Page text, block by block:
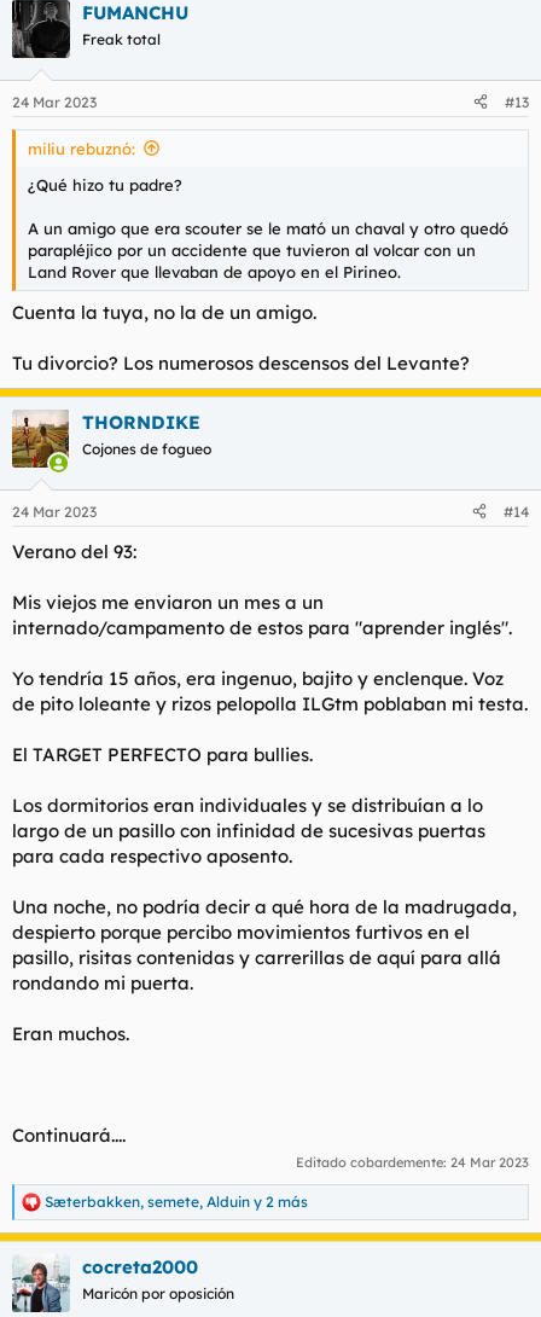
FUMANCHU
Freak total
24 Mar 2023 #13
miliu rebuznó:
¿Qué hizo tu padre?
A un amigo que era scouter se le mató un chaval y otro quedó
parapléjico por un accidente que tuvieron al volcar con un
Land Rover que llevaban de apoyo en el Pirineo.
Cuenta la tuya, no la de un amigo.
Tu divorcio? Los numerosos descensos del Levante?
THORNDIKE
Cojones de fogueo
24 Mar 2023 #14
Verano del 93:
Mis viejos me enviaron un mes a un
internado/campamento de estos para "aprender inglés".
Yo tendría 15 años, era ingenuo, bajito y enclenque. Voz
de pito loleante y rizos pelopolla ILGtm poblaban mi testa.
El TARGET PERFECTO para bullies.
Los dormitorios eran individuales y se distribuían a lo
largo de un pasillo con infinidad de sucesivas puertas
para cada respectivo aposento.
Una noche, no podría decir a qué hora de la madrugada,
despierto porque percibo movimientos furtivos en el
pasillo, risitas contenidas y carrerillas de aquí para allá
rondando mi puerta.
Eran muchos.
Continuará....
Editado cobardemente: 24 Mar 2023
R
e
a
c
c
i
Sæterbakken, semete, Alduin y 2 más
cocreta2000
Maricón por oposición